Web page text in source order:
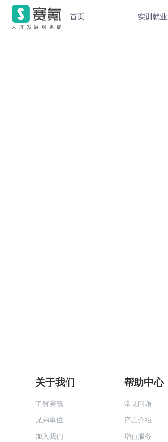
首页 实训就业
关于我们
了解赛氪
兄弟单位
加入我们
帮助中心
常见问题
产品介绍
增值服务